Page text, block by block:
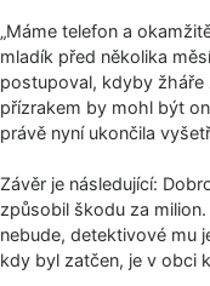
„Máme telefon a
mladík před několika
postupoval, kdyby žháře
přízrakem by mohl být
právě nyní ukončila
Závěr je následující:
způsobil škodu za
nebude, detektivové mu
kdy byl zatčen, je v obci